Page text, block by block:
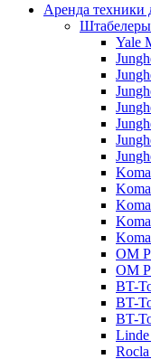
Аренда техники
Штабелеры
Yale
OM
OM
BT-
BT-
BT-